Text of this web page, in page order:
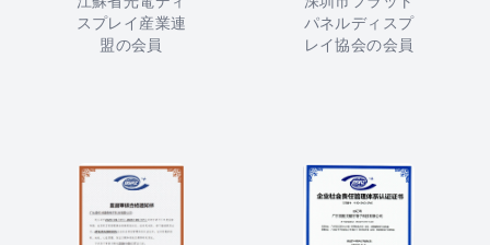
スプレイ産業連
盟の会員
パネルディスプ
レイ協会の会員